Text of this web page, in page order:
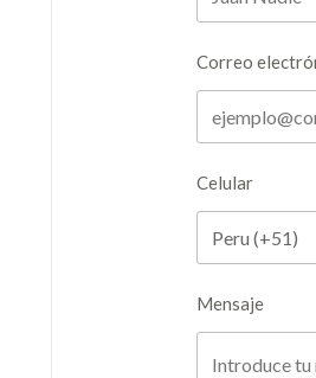
Correo
Celular
Mensaje